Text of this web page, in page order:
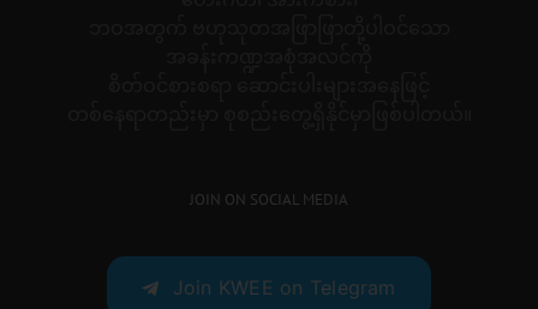
JOIN ON SOCIAL MEDIA
Join KWEE on Telegram